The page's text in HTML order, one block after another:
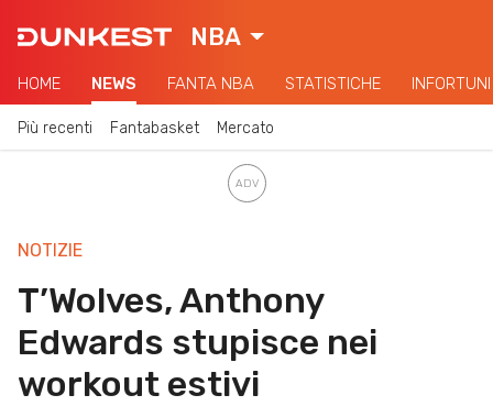
NBA
HOME NEWS FANTA NBA STATISTICHE INFORTUNI
Più recenti Fantabasket Mercato
NOTIZIE
T’Wolves, Anthony
Edwards stupisce nei
workout estivi